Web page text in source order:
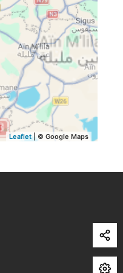
20:07
20:06
20:04
Leaflet| © Google Maps